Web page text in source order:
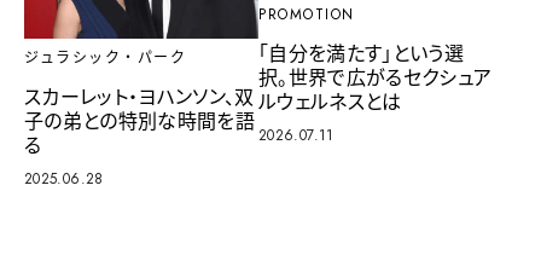
ジュラシック・パーク
スカーレット・ヨハンソン、双
子の弟との特別な時間を語
る
2025.06.28
PROMOTION
「自分を満たす」という選
択。世界で広がるセクシュア
ルウェルネスとは
2026.07.11